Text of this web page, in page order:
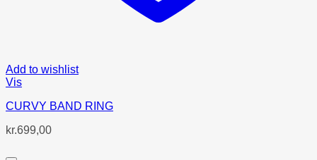
Add to wishlist
Vis
CURVY BAND RING
kr.699,00